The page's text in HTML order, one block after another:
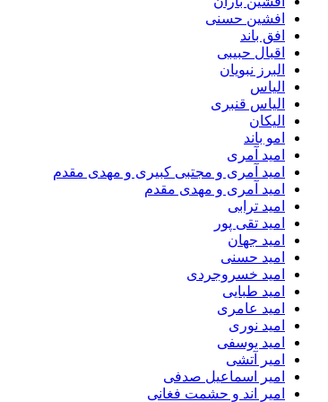
افشین حسنی
افق باند
اقبال حبیبی
البرز نبویان
الیاس
الیاس قنبرى
الیکان
امو باند
امید آمری
امید آمری و مجتبی کبیری و مهدى مقدم
امید آمری و مهدی مقدم
امید ترابی
امید تقی پور
امید جهان
امید حسنی
امید خسروجردی
امید طبایی
امید عامری
امید نوری
امید یوسفی
امیر آتشی
امیر اسماعیل صدفی
امیر اند و حشمت فغانی